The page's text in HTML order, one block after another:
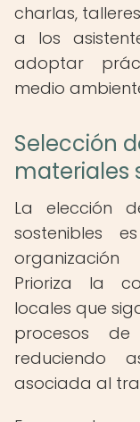
charlas,
a los
adoptar
medio
Selección
materiales
La elección
sostenibles
Prioriza la
locales que
procesos
reduciendo
asociada al